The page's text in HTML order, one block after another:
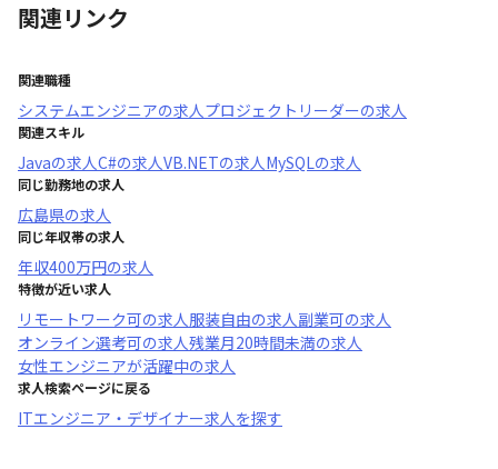
関連リンク
関連職種
システムエンジニアの求人プロジェクトリーダーの求人
関連スキル
Javaの求人C#の求人VB.NETの求人MySQLの求人
同じ勤務地の求人
広島県の求人
同じ年収帯の求人
年収400万円の求人
特徴が近い求人
リモートワーク可の求人服装自由の求人副業可の求人
オンライン選考可の求人残業月20時間未満の求人
女性エンジニアが活躍中の求人
求人検索ページに戻る
ITエンジニア・デザイナー求人を探す